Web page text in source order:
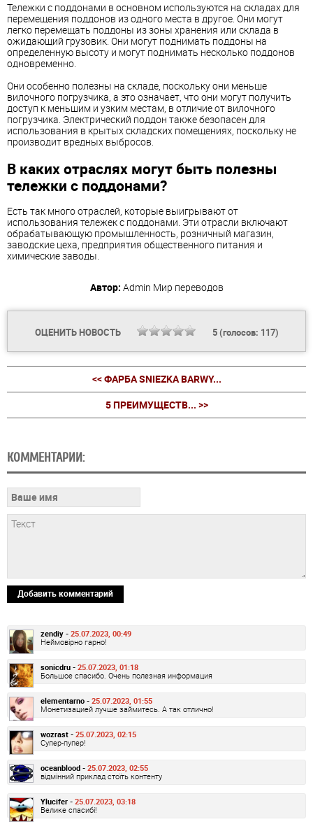
Тележки с поддонами в основном используются на складах для
перемещения поддонов из одного места в другое. Они могут
легко перемещать поддоны из зоны хранения или склада в
ожидающий грузовик. Они могут поднимать поддоны на
определенную высоту и могут поднимать несколько поддонов
одновременно.
Они особенно полезны на складе, поскольку они меньше
вилочного погрузчика, а это означает, что они могут получить
доступ к меньшим и узким местам, в отличие от вилочного
погрузчика. Электрический поддон также безопасен для
использования в крытых складских помещениях, поскольку не
производит вредных выбросов.
В каких отраслях могут быть полезны
тележки с поддонами?
Есть так много отраслей, которые выигрывают от
использования тележек с поддонами. Эти отрасли включают
обрабатывающую промышленность, розничный магазин,
заводские цеха, предприятия общественного питания и
химические заводы.
Автор: Admin Мир переводов
ОЦЕНИТЬ НОВОСТЬ 5(голосов: 117)
<< ФАРБА SNIEZKA BARWY...
5 ПРЕИМУЩЕСТВ... >>
КОММЕНТАРИИ:
Добавить комментарий
zendiy - 25.07.2023, 00:49
Неймовірно гарно!
sonicdru - 25.07.2023, 01:18
Большое спасибо. Очень полезная информация
elementarno - 25.07.2023, 01:55
Монетизацией лучше займитесь. А так отлично!
wozrast - 25.07.2023, 02:15
Супер-пупер!
oceanblood - 25.07.2023, 02:55
відмінний приклад стоїть контенту
Ylucifer - 25.07.2023, 03:18
Велике спасибі!